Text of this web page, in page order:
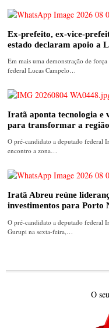
Ex-prefeito, ex-vice-
estado declaram apoio a
Em mais uma demonstração de
federal Lucas Campelo…
Iratã aponta tecnologia e
para transformar a
O pré-candidato a deputado federal
encontro a zona…
Iratã Abreu reúne
investimentos para Porto
O pré-candidato a deputado federal
Gurupi na sexta-feira,…
O